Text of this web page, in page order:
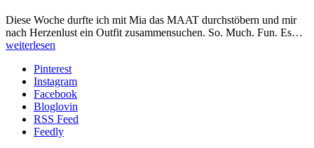
Diese Woche durfte ich mit Mia das MAAT durchstöbern und mir
nach Herzenlust ein Outfit zusammensuchen. So. Much. Fun. Es…
weiterlesen
Pinterest
Instagram
Facebook
Bloglovin
RSS Feed
Feedly